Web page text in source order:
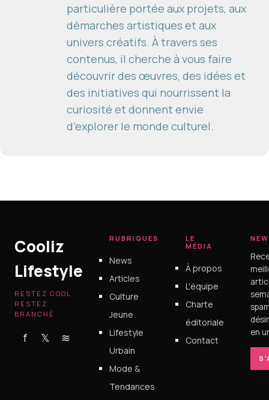
particulière portée aux projets, aux
démarches artistiques et aux
univers créatifs. À travers ses
contenus, il cherche à vous faire
découvrir des œuvres, des idées et
des initiatives qui nourrissent la
curiosité et donnent envie
d’explorer le monde culturel.
Cooliz
Lifestyle
RESTEZ COOL,
RESTEZ
BRANCHÉ
f 𝕏 ≋
RUBRIQUES
News
Articles
Culture
Jeune
Lifestyle
Urbain
Mode &
Tendances
LE
MÉDIA
À propos
L'équipe
Charte
éditoriale
Contact
en